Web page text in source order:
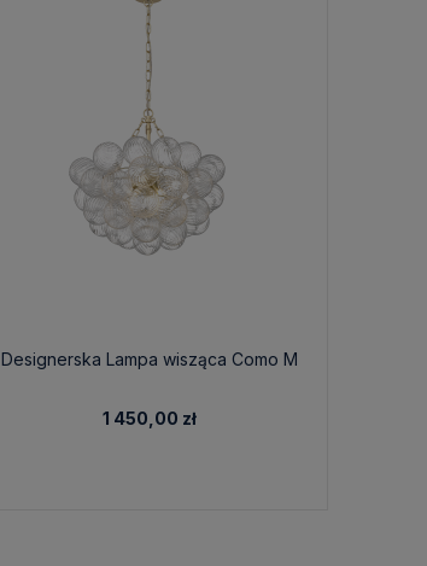
Designerska Lampa wisząca Como M
1 450,00 zł